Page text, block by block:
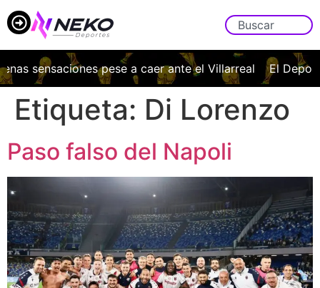
sensaciones pese a caer ante el Villarreal El
Etiqueta: Di Lorenzo
Paso falso del Napoli